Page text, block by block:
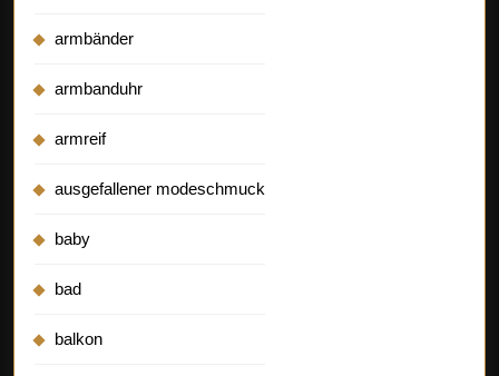
armbänder
armbanduhr
armreif
ausgefallener modeschmuck
baby
bad
balkon